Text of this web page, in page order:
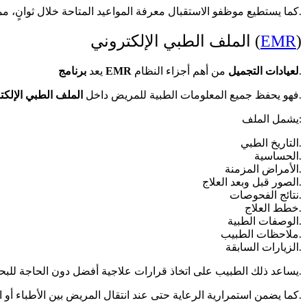
كما يستطيع موظفو الاستقبال معرفة المواعيد المتاحة خلال ثوانٍ، مما يسرع عملية الحجز ويحسن تجربة المرضى.
الملف الطبي الإلكتروني (EMR)
يعد برنامج EMR لعيادات التجميلمن أهم أجزاء النظام.
فهو يحفظ جميع المعلومات الطبية للمريض داخل الملف الطبي بطريقة آمنة ومنظمة.
يشمل الملف:
التاريخ الطبي.
الحساسية.
الأمراض المزمنة.
الصور قبل وبعد العلاج.
نتائج الفحوصات.
خطط العلاج.
الوصفات الطبية.
ملاحظات الطبيب.
الزيارات السابقة.
يساعد ذلك الطبيب على اتخاذ قرارات علاجية أفضل دون الحاجة للبحث في ملفات ورقية.
كما يضمن استمرارية الرعاية حتى عند انتقال المريض بين الأطباء أو الفروع.